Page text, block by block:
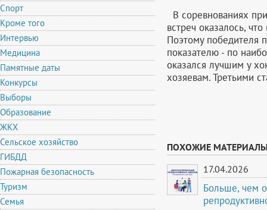
Спорт
Кроме того
Интервью
Медицина
Памятные даты
Конкурсы
Выборы
Образование
ЖКХ
Сельское хозяйство
ГИБДД
Пожарная безопасность
Туризм
Семья
В соревнованиях
встреч оказалось,
Поэтому победителя
показателю - по
оказался лучшим у
хозяевам. Третьими
ПОХОЖИЕ
17.04.2026
Больше, чем